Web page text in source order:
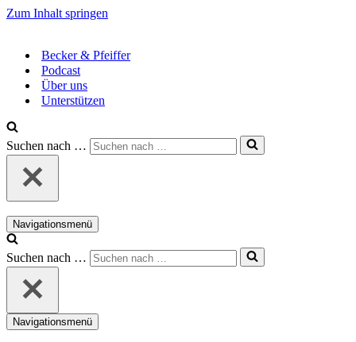
Zum Inhalt springen
Becker & Pfeiffer
Podcast
Über uns
Unterstützen
Suchen nach …
Navigationsmenü
Suchen nach …
Navigationsmenü